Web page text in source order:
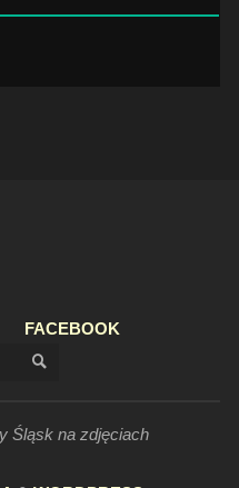
FACEBOOK
SZUKAJ
Śląsk na zdjęciach